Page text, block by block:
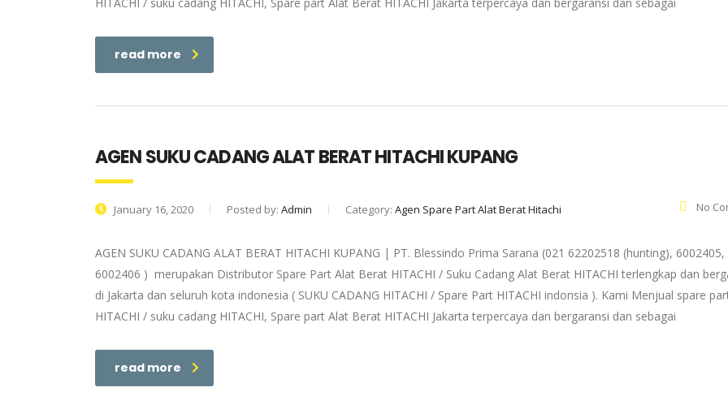
read more
AGEN SUKU CADANG ALAT BERAT HITACHI KUPANG
January 16, 2020 Posted by: Admin Category: Agen Spare Part Alat Berat Hitachi No
AGEN SUKU CADANG ALAT BERAT HITACHI KUPANG | PT. Blessindo Prima Sarana (021 62202518 (hunting), 6002405,
6002406 ) merupakan Distributor Spare Part Alat Berat HITACHI / Suku Cadang Alat Berat HITACHI terlengkap dan
di Jakarta dan seluruh kota indonesia ( SUKU CADANG HITACHI / Spare Part HITACHI indonsia ). Kami Menjual spare
HITACHI / suku cadang HITACHI, Spare part Alat Berat HITACHI Jakarta terpercaya dan bergaransi dan sebagai
read more